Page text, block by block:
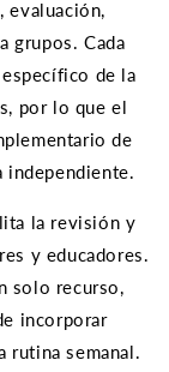
evaluación,
grupos. Cada
de la
por lo que el
de
independiente.
la revisión y
y educadores.
solo recurso,
incorporar
rutina semanal.